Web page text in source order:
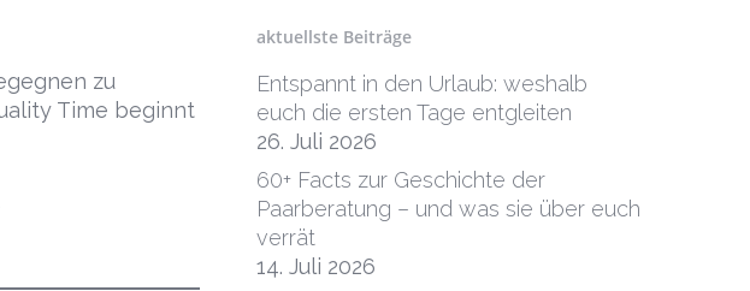
zu
Time beginnt
aktuellste Beiträge
Entspannt in den Urlaub: weshalb
euch die ersten Tage entgleiten
26. Juli 2026
60+ Facts zur Geschichte der
Paarberatung – und was sie über euch
verrät
14. Juli 2026